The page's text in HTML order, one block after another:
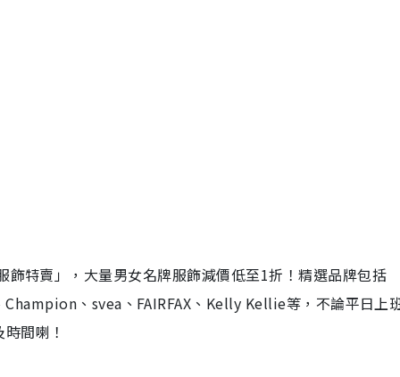
特賣」，大量男女名牌服飾減價低至1折！精選品牌包括
、svea、FAIRFAX、Kelly Kellie等，不論平日上
間喇！